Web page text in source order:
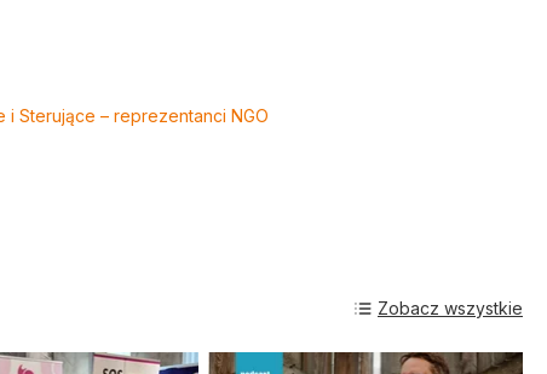
i Sterujące – reprezentanci NGO
Zobacz wszystkie